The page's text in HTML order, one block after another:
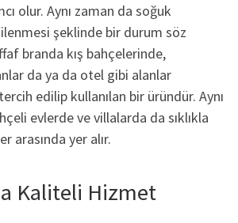
olur. Aynı zaman da soğuk
şeklinde bir durum söz
branda kış bahçelerinde,
da ya da otel gibi alanlar
edilip kullanılan bir üründür. Aynı
evlerde ve villalarda da sıklıkla
arasında yer alır.
Kaliteli Hizmet